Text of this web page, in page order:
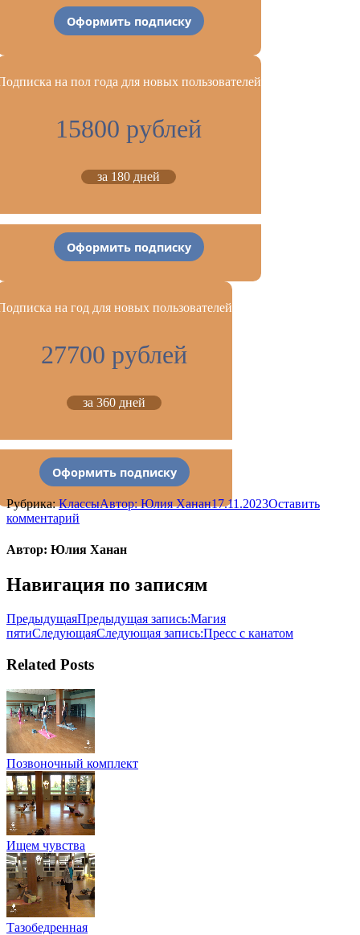
Оформить подписку
на пол года для новых пользователей
15800 рублей
за 180 дней
Оформить подписку
на год для новых пользователей
27700 рублей
за 360 дней
Оформить подписку
Рубрика:КлассыАвтор:Юлия Ханан17.11.2023Оставить
комментарий
Автор: Юлия Ханан
Навигация по записям
ПредыдущаяПредыдущая запись:Магия
пятиСледующаяСледующая запись:Пресс с канатом
Related Posts
Позвоночный комплект
Ищем чувства
Тазобедренная